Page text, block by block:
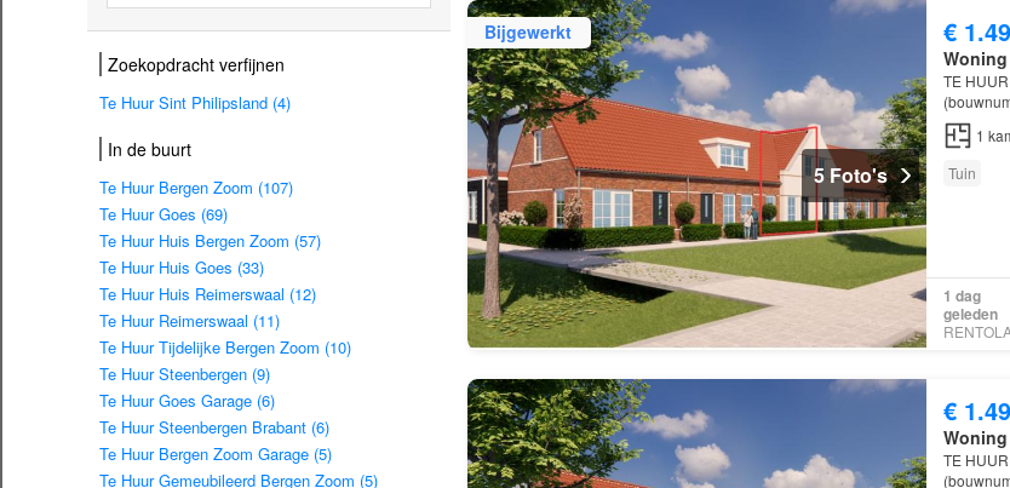
Zoekopdracht verfijnen
Te Huur Sint Philipsland (4)
In de buurt
Te Huur Bergen Zoom (107)
Te Huur Goes (69)
Te Huur Huis Bergen Zoom (57)
Te Huur Huis Goes (33)
Te Huur Huis Reimerswaal (12)
Te Huur Reimerswaal (11)
Te Huur Tijdelijke Bergen Zoom (10)
Te Huur Steenbergen (9)
Te Huur Goes Garage (6)
Te Huur Steenbergen Brabant (6)
Te Huur Bergen Zoom Garage (5)
Te Huur Gemeubileerd Bergen Zoom (5)
Bijgewerkt
5 Foto's
€
Woning
TE
1
Tuin
1 dag
geleden
€
Woning
TE